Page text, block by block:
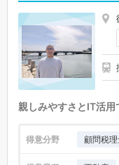
親しみやすさとIT活
得意分野 顧問税